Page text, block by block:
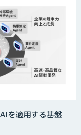
を適用する基盤